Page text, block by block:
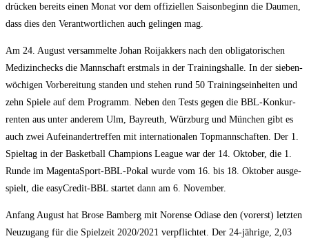
drü­cken bereits einen Monat vor dem offi­zi­el­len Sai­son­be­ginn die Dau­men,
dass dies den Ver­ant­wort­li­chen auch gelin­gen mag.
Am 24. August ver­sam­mel­te Johan Roi­jak­kers nach den obli­ga­to­ri­schen
Medi­zin­checks die Mann­schaft erst­mals in der Trai­nings­hal­le. In der sie­ben­
wö­chi­gen Vor­be­rei­tung stan­den und ste­hen rund 50 Trai­nings­ein­hei­ten und
zehn Spie­le auf dem Pro­gramm. Neben den Tests gegen die BBL-Kon­kur­
ren­ten aus unter ande­rem Ulm, Bay­reuth, Würz­burg und Mün­chen gibt es
auch zwei Auf­ein­an­der­tref­fen mit inter­na­tio­na­len Top­mann­schaf­ten. Der 1.
Spiel­tag in der Bas­ket­ball Cham­pi­ons League war der 14. Okto­ber, die 1.
Run­de im Magen­taSport-BBL-Pokal wur­de vom 16. bis 18. Okto­ber aus­ge­
spielt, die easy­Cre­dit-BBL star­tet dann am 6. November.
Anfang August hat Bro­se Bam­berg mit Noren­se Odia­se den (vor­erst) letz­ten
Neu­zu­gang für die Spiel­zeit 2020/​2021 ver­pflich­tet. Der 24-jäh­ri­ge, 2,03